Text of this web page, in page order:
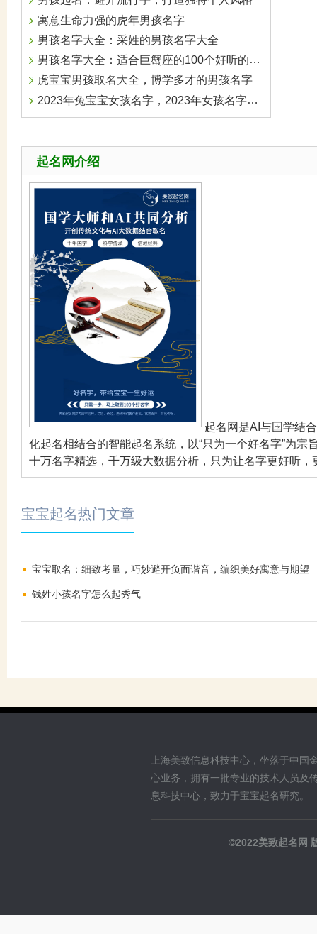
寓意生命力强的虎年男孩名字
男孩名字大全：采姓的男孩名字大全
男孩名字大全：适合巨蟹座的100个好听的男生名字
虎宝宝男孩取名大全，博学多才的男孩名字
2023年兔宝宝女孩名字，2023年女孩名字大全
起名网介绍
起名网是AI与国学结
化起名相结合的智能起名系统，以“只为一个好名字”为
十万名字精选，千万级大数据分析，只为让名字更好听，
宝宝起名热门文章
宝宝取名：细致考量，巧妙避开负面谐音，编织美好寓意与期望
钱姓小孩名字怎么起秀气
上海美致信息科技中心，坐落于中
心业务，拥有一批专业的技术人员及
息科技中心，致力于宝宝起名研究。
©2022美致起名网